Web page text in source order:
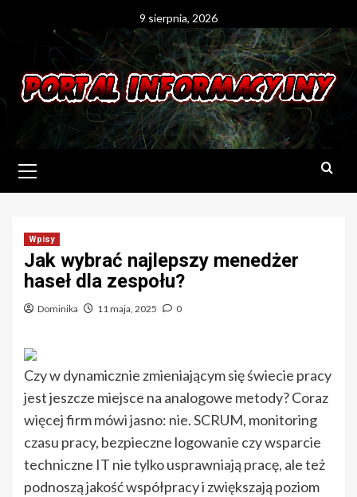
9 sierpnia, 2026
Menu
Wpisy
Jak wybrać najlepszy menedżer
haseł dla zespołu?
Dominika 11 maja, 2025 0
Czy w dynamicznie zmieniającym się świecie pracy
jest jeszcze miejsce na analogowe metody? Coraz
więcej firm mówi jasno: nie. SCRUM, monitoring
czasu pracy, bezpieczne logowanie czy wsparcie
techniczne IT nie tylko usprawniają pracę, ale też
podnoszą jakość współpracy i zwiększają poziom